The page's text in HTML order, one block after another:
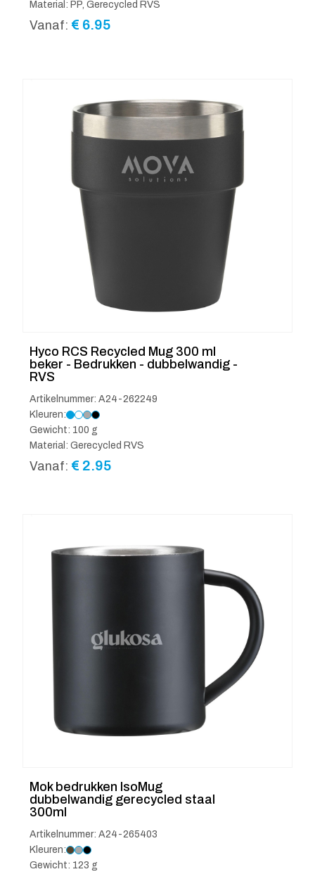
Material: PP, Gerecycled RVS
Vanaf: € 6.95
Hyco RCS Recycled Mug 300 ml
beker - Bedrukken - dubbelwandig -
RVS
Artikelnummer: A24-262249
Kleuren:
Gewicht: 100 g
Material: Gerecycled RVS
Vanaf: € 2.95
Mok bedrukken IsoMug
dubbelwandig gerecycled staal
300ml
Artikelnummer: A24-265403
Kleuren:
Gewicht: 123 g